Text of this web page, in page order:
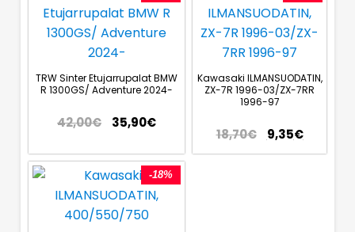
TRW Sinter Etujarrupalat BMW
R 1300GS/ Adventure 2024-
42,00€ 35,90€
Kawasaki ILMANSUODATIN,
ZX-7R 1996-03/ZX-7RR
1996-97
18,70€ 9,35€
-18%